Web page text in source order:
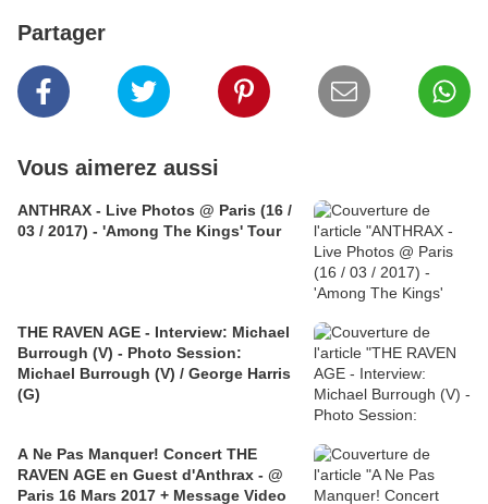
Partager
Vous aimerez aussi
ANTHRAX - Live Photos @ Paris (16 /
03 / 2017) - 'Among The Kings' Tour
THE RAVEN AGE - Interview: Michael
Burrough (V) - Photo Session:
Michael Burrough (V) / George Harris
(G)
A Ne Pas Manquer! Concert THE
RAVEN AGE en Guest d'Anthrax - @
Paris 16 Mars 2017 + Message Video